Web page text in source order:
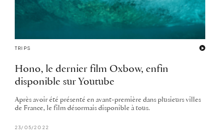
TRIPS
Hono, le dernier film Oxbow, enfin
disponible sur Youtube
Après avoir été présenté en avant-première dans plusieurs villes
de France, le film désormais disponible à tous.
23/05/2022